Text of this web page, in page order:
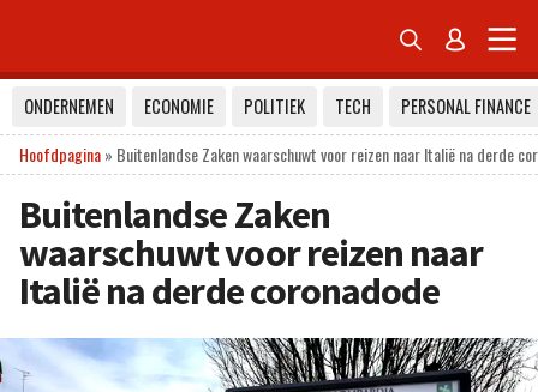
 
ONDERNEMEN ECONOMIE POLITIEK TECH
PERSONAL FINANCE
Hoofdpagina» Buitenlandse Zaken waarschuwt voor reizen naar Italië na derde
Buitenlandse Zaken
waarschuwt voor reizen naar
Italië na derde coronadode